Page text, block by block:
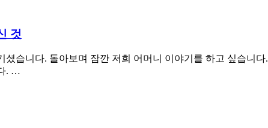
것
셨습니다. 돌아보며 잠깐 저희 어머니 이야기를 하고 싶습니
. …